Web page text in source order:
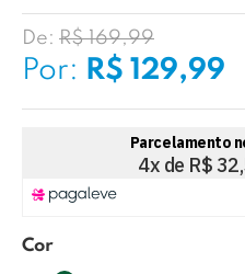
De: R$ 169,99
Por: R$ 129,99
Cor